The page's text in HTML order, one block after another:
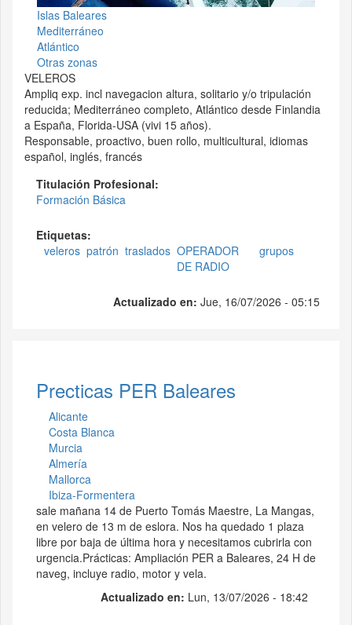
Islas Baleares
Mediterráneo
Atlántico
Otras zonas
VELEROS
Ampliq exp. incl navegacion altura, solitario y/o tripulación
reducida; Mediterráneo completo, Atlántico desde Finlandia
a España, Florida-USA (vivi 15 años).
Responsable, proactivo, buen rollo, multicultural, idiomas
español, inglés, francés
Titulación Profesional:
Formación Básica
Etiquetas:
veleros patrón traslados OPERADOR
DE RADIO
grupos
Actualizado en: Jue, 16/07/2026 - 05:15
Precticas PER Baleares
Alicante
Costa Blanca
Murcia
Almería
Mallorca
Ibiza-Formentera
sale mañana 14 de Puerto Tomás Maestre, La Mangas,
en velero de 13 m de eslora. Nos ha quedado 1 plaza
libre por baja de última hora y necesitamos cubrirla con
urgencia.Prácticas: Ampliación PER a Baleares, 24 H de
naveg, incluye radio, motor y vela.
Actualizado en: Lun, 13/07/2026 - 18:42